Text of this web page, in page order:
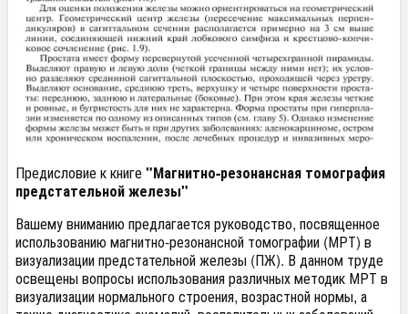
Предисловие к книге"Магнитно-резонансная томография
предстательной железы"
Вашему вниманию предлагается руководство, посвященное
использованию магнитно-резонансной томографии (МРТ) в
визуализации предстательной железы (ПЖ). В данном труде
освещены вопросы использования различных методик МРТ в
визуализации нормального строения, возрастной нормы, а